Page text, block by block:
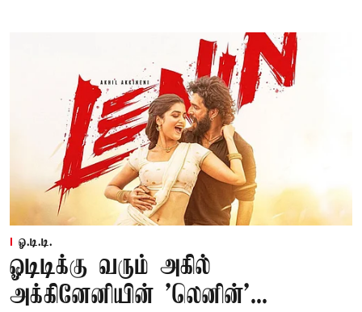
ஓ.டி.டி.
ஓடிடிக்கு வரும் அகில்
அக்கினேனியின் 'லெனின்'...